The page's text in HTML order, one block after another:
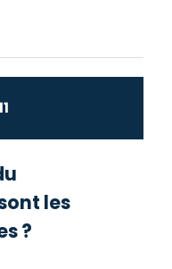
les
?